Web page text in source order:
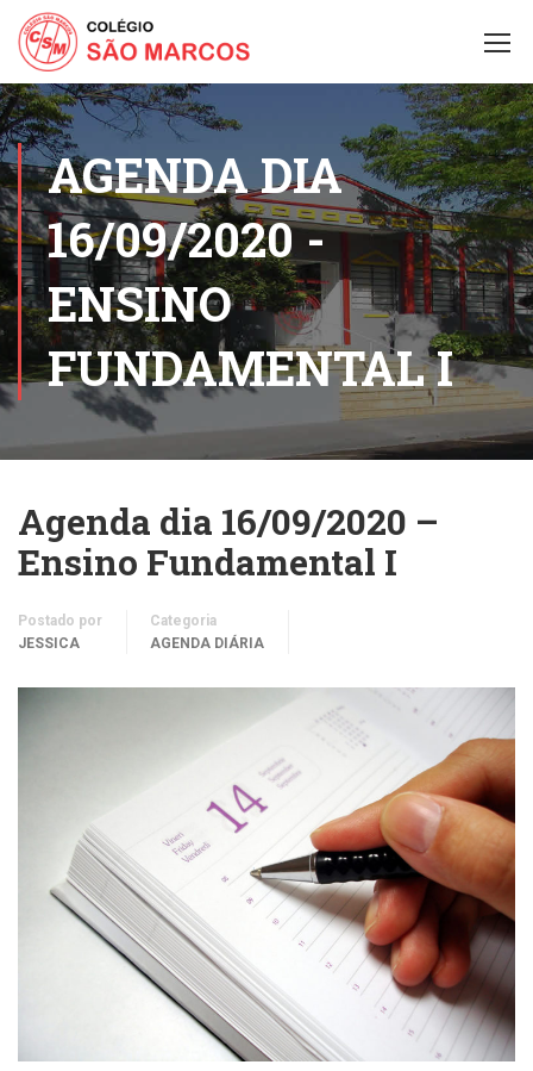
AGENDA DIA
16/09/2020 -
ENSINO
FUNDAMENTAL I
Agenda dia 16/09/2020 –
Ensino Fundamental I
Postado por
JESSICA
Categoria
AGENDA DIÁRIA